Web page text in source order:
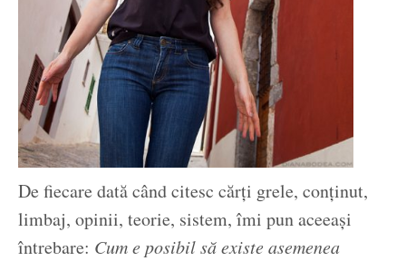
De fiecare dată când citesc cărți grele, conținut,
limbaj, opinii, teorie, sistem, îmi pun aceeași
întrebare: Cum e posibil să existe asemenea